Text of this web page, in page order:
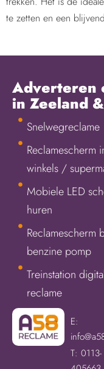
te zetten en een
E:
T: 0113-
Adverteren
in Zeeland
Snelwegreclame
Reclamescherm
winkels /
Mobiele LED
huren
Reclamescherm
benzine pomp
Treinstation
reclame